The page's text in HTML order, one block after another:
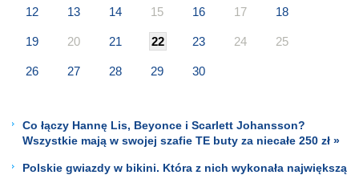
12 13 14 15 16 17 18
19 20 21 22 23 24 25
26 27 28 29 30
Co łączy Hannę Lis, Beyonce i Scarlett Johansson?
Wszystkie mają w swojej szafie TE buty za niecałe 250 zł »
Polskie gwiazdy w bikini. Która z nich wykonała największą